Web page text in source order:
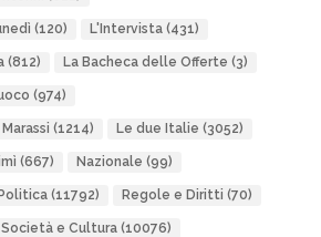
(120) L'Intervista(431)
(812) La Bacheca delle Offerte (3)
(974)
(1214) Le due Italie (3052)
(667) Nazionale (99)
Politica(11792) Regole e Diritti (70)
Società e Cultura(10076)